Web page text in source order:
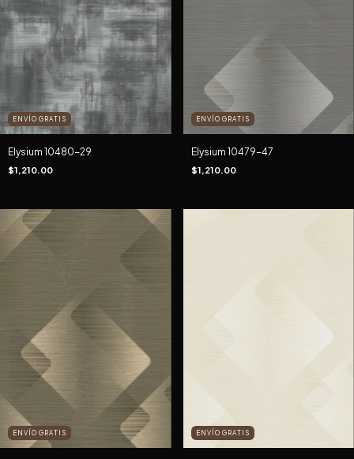
ENVÍO GRATIS
Elysium 10480-29
$1,210.00
ENVÍO GRATIS
Elysium 10479-47
$1,210.00
ENVÍO GRATIS ENVÍO GRATIS